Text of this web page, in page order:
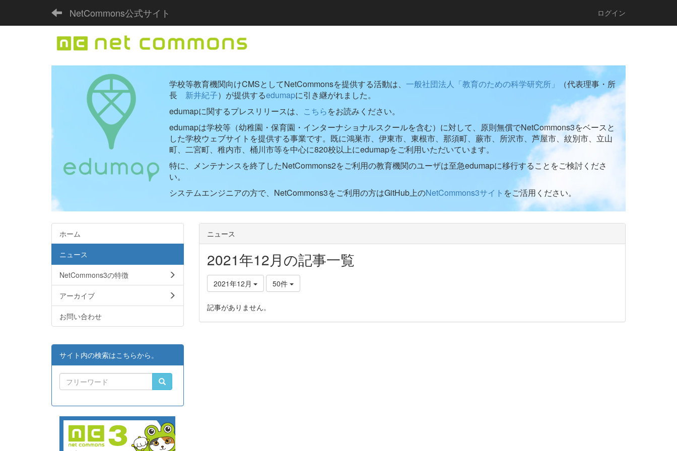
NetCommons公式サイト ログイン
学校等教育機関向けCMSとしてNetCommonsを提供する活動は、 一般社団法人「教育のための科学研究所」
（代表理事・所
長 新井紀子）が提供するedumapに引き継がれました。
edumapに関するプレスリリースは、 こちらをお読みください。
edumapは学校等（幼稚園・保育園・インターナショナルスクールを含む）に対して、原則無償でNetCommons3をベースと
した学校ウェブサイトを提供する事業です。既に鴻巣市、伊東市、東根市、那須町、蕨市、所沢市、芦屋市、紋別市、立山
町、二宮町、稚内市、桶川市等を中心に820校以上にedumapをご利用いただいています。
特に、メンテナンスを終了したNetCommons2をご利用の教育機関のユーザは至急edumapに移行することをご検討くださ
い。
システムエンジニアの方で、NetCommons3をご利用の方はGitHub上のNetCommons3サイト をご活用ください。
ニュース
2021年12月の記事一覧
2021年12月 50件
記事がありません。
ホーム
ニュース
NetCommons3の特徴
アーカイブ
お問い合わせ
サイト内の検索はこちらから。